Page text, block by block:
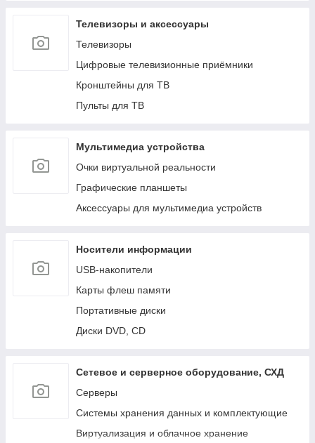
Телевизоры и аксессуары
Телевизоры
Цифровые телевизионные приёмники
Кронштейны для ТВ
Пульты для ТВ
Мультимедиа устройства
Очки виртуальной реальности
Графические планшеты
Аксессуары для мультимедиа устройств
Носители информации
USB-накопители
Карты флеш памяти
Портативные диски
Диски DVD, CD
Сетевое и серверное оборудование, СХД
Cерверы
Системы хранения данных и комплектующие
Виртуализация и облачное хранение